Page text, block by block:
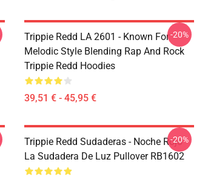
Trippie Redd LA 2601 - Known For
Melodic Style Blending Rap And Rock
Trippie Redd Hoodies
39,51 € - 45,95 €
-20%
Trippie Redd Sudaderas - Noche Rojo
La Sudadera De Luz Pullover RB1602
-20%